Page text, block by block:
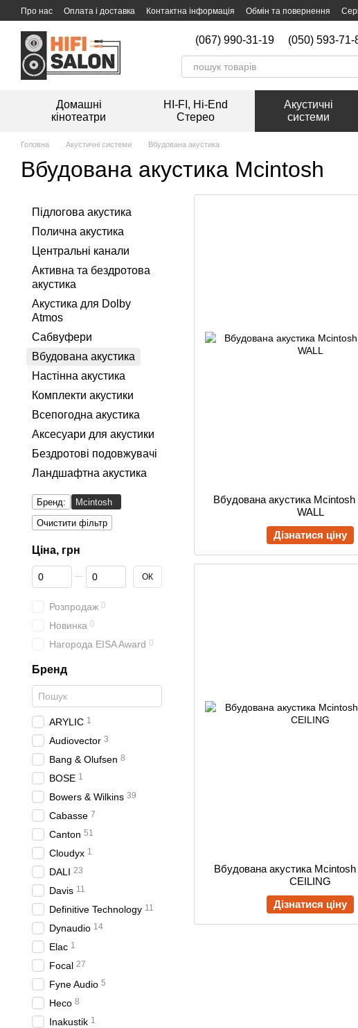
Перейти к основному контенту
Про нас Оплата і доставка Контактна інформація Обмін та повернення
(067) 990-31-19 (050) 593-71-
Домашні
кінотеатри
HI-FI, Hi-End
Стерео
Акустичні
системи
Головна Акустичні системи Вбудована акустика
Вбудована акустика Mcintosh
Вбудована акустика
WALL
Дізнатися ціну
Вбудована акустика
CEILING
Дізнатися ціну
Підлогова акустика
Полична акустика
Центральні канали
Активна та бездротова
акустика
Акустика для Dolby
Atmos
Сабвуфери
Вбудована акустика
Настінна акустика
Комплекти акустики
Всепогодна акустика
Аксесуари для акустики
Бездротові подовжувачі
Ландшафтна акустика
Бренд:
Mcintosh
Очистити фільтр
Ціна, грн
От Ціна, грн
До Ціна, грн ОК
Розпродаж 0
Новинка 0
Нагорода EISA Award 0
Бренд
ARYLIC 1
Audiovector 3
Bang & Olufsen 8
BOSE 1
Bowers & Wilkins 39
Cabasse 7
Canton 51
Cloudyx 1
DALI 23
Davis 11
Definitive Technology 11
Dynaudio 14
Elac 1
Focal 27
Fyne Audio 5
Heco 8
Inakustik 1